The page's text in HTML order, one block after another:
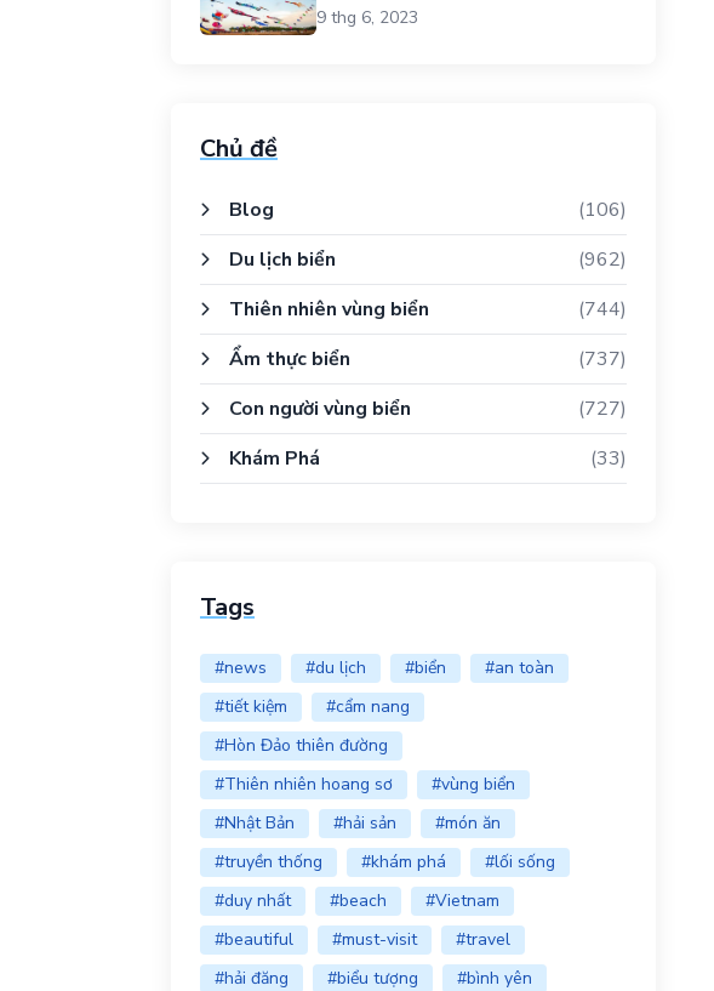
biển Gò Công.
9 thg 6, 2023
Chủ đề
Blog
(106)
Du lịch biển
(962)
Thiên nhiên vùng biển
(744)
Ẩm thực biển
(737)
Con người vùng biển
(727)
Khám Phá
(33)
Tags
#news #du lịch #biển
#an toàn
#tiết kiệm
#cẩm nang
#Hòn Đảo thiên đường
#Thiên nhiên hoang sơ
#vùng biển
#Nhật Bản
#hải sản
#món ăn
#truyền thống
#khám phá
#lối sống
#duy nhất
#beach
#Vietnam
#beautiful
#must-visit
#travel
#hải đăng
#biểu tượng
#bình yên